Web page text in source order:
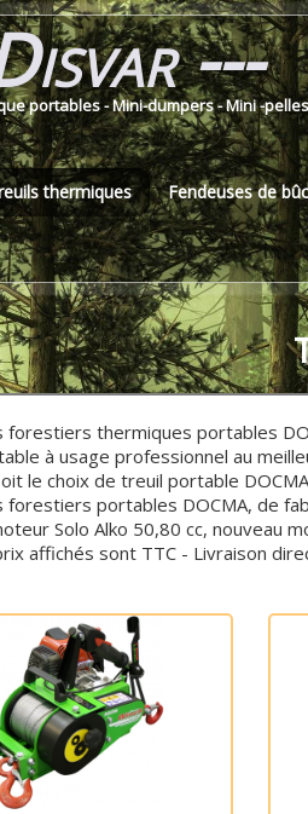
---
portables - Mini-dumpers - Mini -
thermiques Fendeuses de
forestiers thermiques portables
à usage professionnel au
le choix de treuil portable
forestiers portables DOCMA, de
Solo Alko 50,80 cc, nouveau
affichés sont TTC - Livraison